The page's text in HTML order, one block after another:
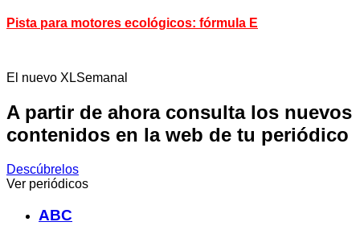
Pista para motores ecológicos: fórmula E
El nuevo XLSemanal
A partir de ahora consulta los nuevos
contenidos en la web de tu periódico
Descúbrelos
Ver periódicos
ABC